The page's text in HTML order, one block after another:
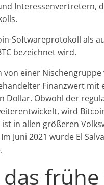
Interessenvertretern,
Softwareprotokoll als
bezeichnet wird.
von einer
Finanzwert mit
Obwohl der
wird
in allen größeren
Juni 2021 wurde El